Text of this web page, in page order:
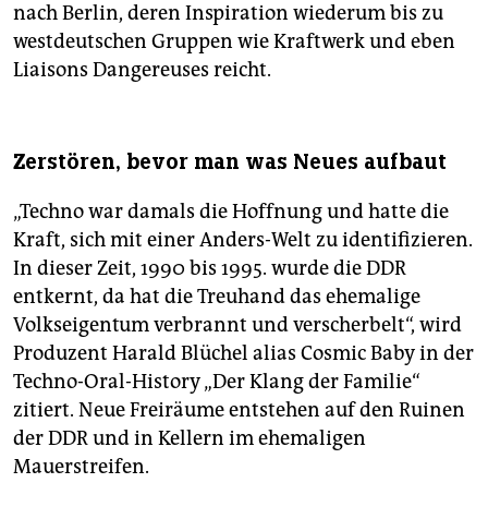
nach Berlin, deren Inspiration wiederum bis zu
westdeutschen Gruppen wie Kraftwerk und eben
Liaisons Dangereuses reicht.
Zerstören, bevor man was Neues aufbaut
„Techno war damals die Hoffnung und hatte die
Kraft, sich mit einer Anders-Welt zu identifizieren.
In dieser Zeit, 1990 bis 1995. wurde die DDR
entkernt, da hat die Treuhand das ehemalige
Volkseigentum verbrannt und verscherbelt“, wird
Produzent Harald Blüchel alias Cosmic Baby in der
Techno-Oral-History „Der Klang der Familie“
zitiert. Neue Freiräume entstehen auf den Ruinen
der DDR und in Kellern im ehemaligen
Mauerstreifen.